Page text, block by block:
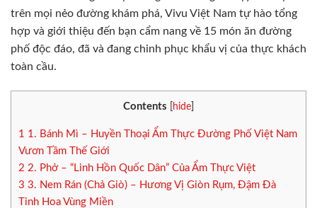
trên mọi nẻo đường khám phá, Vivu Việt Nam tự hào tổng
hợp và giới thiệu đến bạn cẩm nang về 15 món ăn đường
phố độc đáo, đã và đang chinh phục khẩu vị của thực khách
toàn cầu.
Contents hide
1 1. Bánh Mì – Huyền Thoại Ẩm Thực Đường Phố Việt Nam
Vươn Tầm Thế Giới
2 2. Phở – “Linh Hồn Quốc Dân” Của Ẩm Thực Việt
3 3. Nem Rán (Chả Giò) – Hương Vị Giòn Rụm, Đậm Đà
Tinh Hoa Vùng Miền